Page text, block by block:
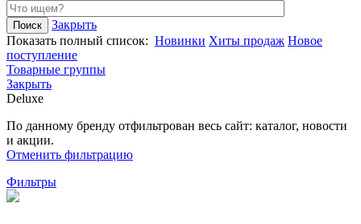
Закрыть
Показать полный список: Новинки Хиты продаж Новое
поступление
Товарные группы
Закрыть
Deluxe
По данному бренду отфильтрован весь сайт: каталог, новости
и акции.
Отменить фильтрацию
Фильтры